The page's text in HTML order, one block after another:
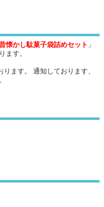
懐かし駄菓子袋詰めセット 」
ます。
ます。 通知しております、